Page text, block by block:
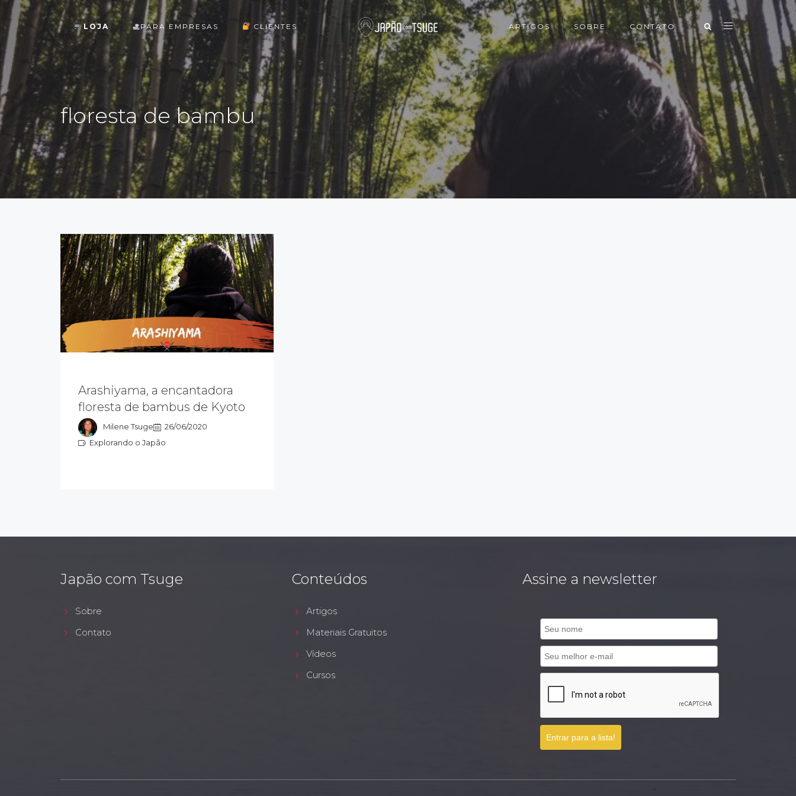
LOJA PARA EMPRESAS CLIENTES ARTIGOS SOBRE CONTATO
floresta de bambu
Arashiyama, a encantadora
floresta de bambus de Kyoto
Milene Tsuge
26/06/2020
Explorando o Japão
onde fica a famosa mata de bambus
de Sagano, que mais parece uma
floresta fechada, de tão altos que são
os bambus.
Japão com Tsuge
Sobre
Contato
Conteúdos
Artigos
Materiais Gratuitos
Vídeos
Cursos
Assine a newsletter
Entrar para a lista!